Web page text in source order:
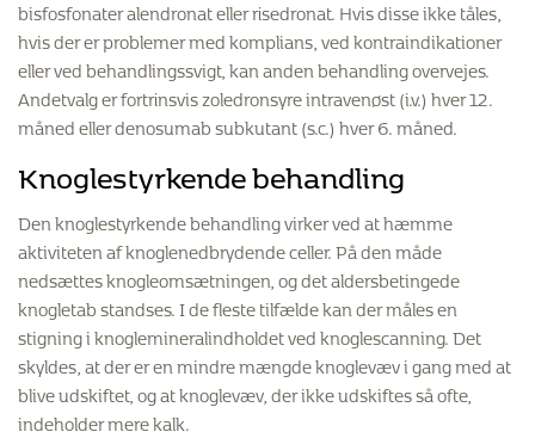
bisfosfonater alendronat eller risedronat. Hvis disse ikke tåles,
hvis der er problemer med komplians, ved kontraindikationer
eller ved behandlingssvigt, kan anden behandling overvejes.
Andetvalg er fortrinsvis zoledronsyre intravenøst (i.v.) hver 12.
måned eller denosumab subkutant (s.c.) hver 6. måned.
Knoglestyrkende behandling
Den knoglestyrkende behandling virker ved at hæmme
aktiviteten af knoglenedbrydende celler. På den måde
nedsættes knogleomsætningen, og det aldersbetingede
knogletab standses. I de fleste tilfælde kan der måles en
stigning i knoglemineralindholdet ved knoglescanning. Det
skyldes, at der er en mindre mængde knoglevæv i gang med at
blive udskiftet, og at knoglevæv, der ikke udskiftes så ofte,
indeholder mere kalk.